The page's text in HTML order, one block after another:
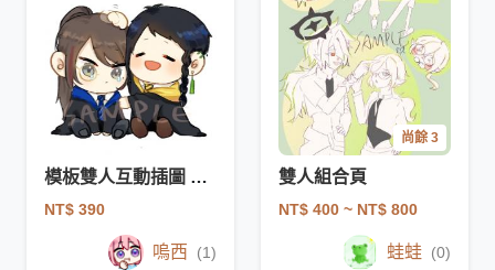
模板雙人互動插圖 哭哭與安慰
NT$ 390
嗚西 (1)
尚餘 3
雙人組合頁
NT$ 400 ~ NT$ 800
蛙蛙 (0)